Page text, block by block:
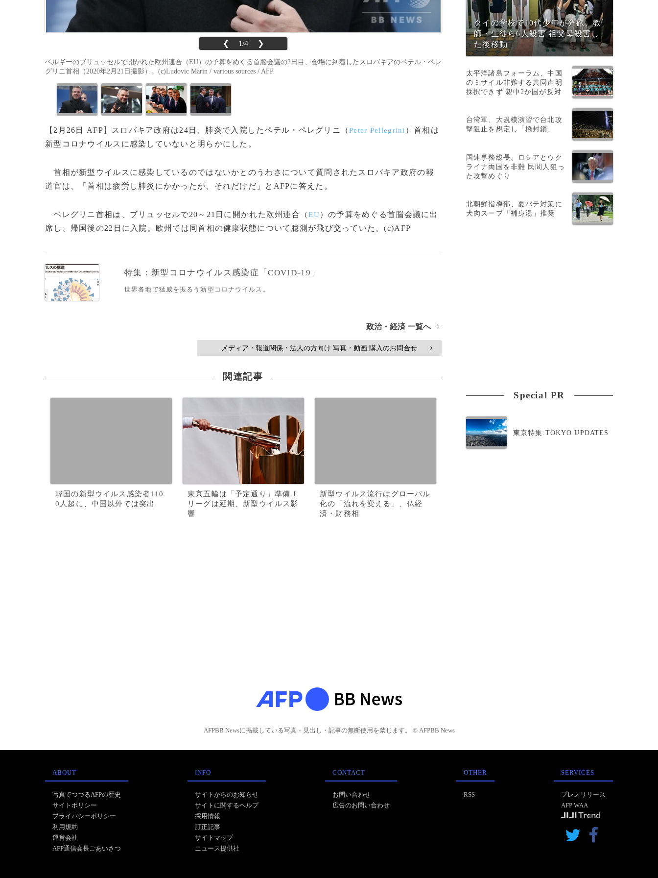
❮ 1/4 ❯
ベルギーのブリュッセルで開かれた欧州連合（EU）の予算をめぐる首脳会議の2日目、会場に到着したスロバキアのペテル・ペレ
グリニ首相（2020年2月21日撮影）。(c)Ludovic Marin / various sources / AFP
【2月26日 AFP】スロバキア政府は24日、肺炎で入院したペテル・ペレグリニ（Peter Pellegrini ）首相は
新型コロナウイルスに感染していないと明らかにした。
首相が新型ウイルスに感染しているのではないかとのうわさについて質問されたスロバキア政府の報
道官は、「首相は疲労し肺炎にかかったが、それだけだ」とAFPに答えた。
ペレグリニ首相は、ブリュッセルで20～21日に開かれた欧州連合（EU）の予算をめぐる首脳会議に出
席し、帰国後の22日に入院。欧州では同首相の健康状態について臆測が飛び交っていた。(c)AFP
特集：新型コロナウイルス感染症「COVID-19」
世界各地で猛威を振るう新型コロナウイルス。
政治・経済 一覧へ >
メディア・報道関係・法人の方向け 写真・動画 購入のお問合せ >
関連記事
韓国の新型ウイルス感染者110
0人超に、中国以外では突出
東京五輪は「予定通り」準備 J
リーグは延期、新型ウイルス影
響
新型ウイルス流行はグローバル
化の「流れを変える」、仏経
済・財務相
タイの学校で10代少年が発砲、教
師・生徒ら6人殺害 祖父母殺害し
た後移動
太平洋諸島フォーラム、中国
のミサイル非難する共同声明
採択できず 親中2か国が反対
台湾軍、大規模演習で台北攻
撃阻止を想定し「橋封鎖」
国連事務総長、ロシアとウク
ライナ両国を非難 民間人狙っ
た攻撃めぐり
北朝鮮指導部、夏バテ対策に
犬肉スープ「補身湯」推奨
Special PR
東京特集:TOKYO UPDATES
AFPBB Newsに掲載している写真・見出し・記事の無断使用を禁じます。 © AFPBB News
ABOUT
写真でつづるAFPの歴史
サイトポリシー
プライバシーポリシー
利用規約
運営会社
AFP通信会長ごあいさつ
INFO
サイトからのお知らせ
サイトに関するヘルプ
採用情報
訂正記事
サイトマップ
ニュース提供社
CONTACT
お問い合わせ
広告のお問い合わせ
OTHER
RSS
SERVICES
プレスリリース
AFP WAA